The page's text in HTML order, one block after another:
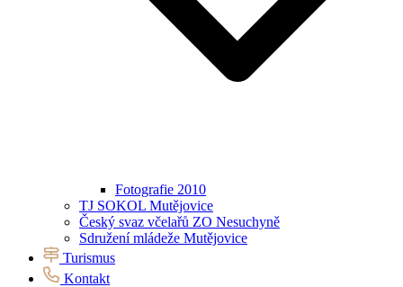
Fotografie 2010
TJ SOKOL Mutějovice
Český svaz včelařů ZO Nesuchyně
Sdružení mládeže Mutějovice
Turismus
Kontakt